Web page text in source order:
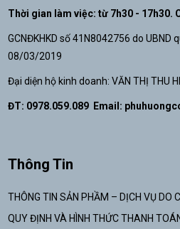
Thời gian làm việc: từ 7h30 - 17h30.
GCNĐKHKD số 41N8042756 do UBND
08/03/2019
Đại diện hộ kinh doanh: VĂN THỊ THU
ĐT: 0978.059.089 Email:
Thông Tin
THÔNG TIN SẢN PHẦM – DỊCH VỤ DO
QUY ĐỊNH VÀ HÌNH THỨC THANH